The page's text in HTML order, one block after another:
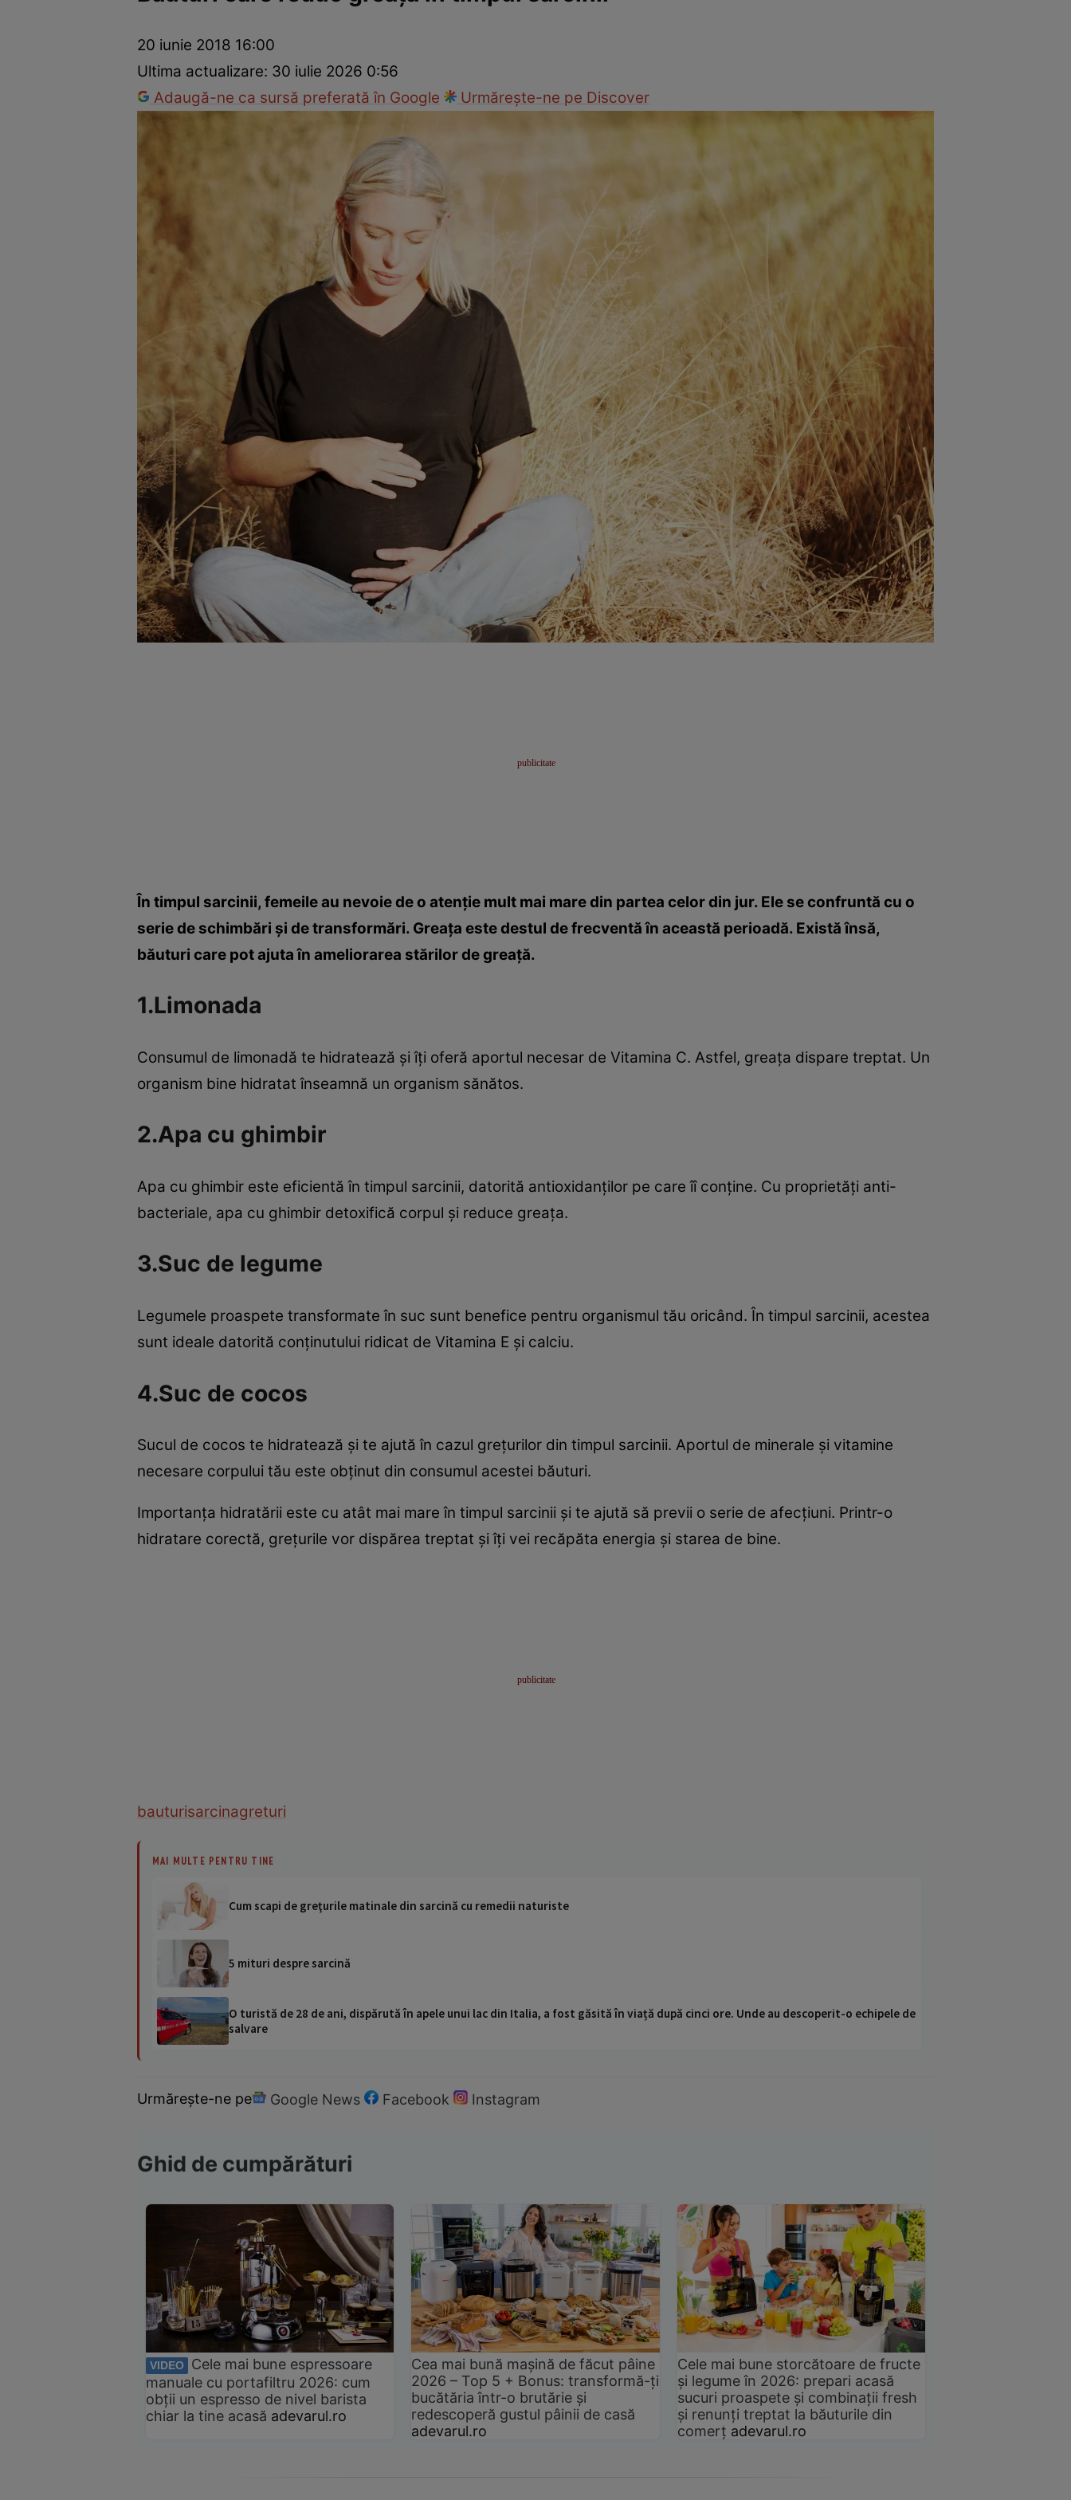
Dezvoltare personalăÎngrijire personalăCasă și grădină
20 iunie 2018 16:00
Ultima actualizare: 30 iulie 2026 0:56
Adaugă-ne ca sursă preferată în Google
Urmărește-ne pe Discover
În timpul sarcinii, femeile au nevoie de o atenţie mult mai mare din partea celor din jur. Ele se confruntă cu o
serie de schimbări şi de transformări. Greaţa este destul de frecventă în această perioadă. Există însă,
băuturi care pot ajuta în ameliorarea stărilor de greaţă.
1.Limonada
Consumul de limonadă te hidratează şi îţi oferă aportul necesar de Vitamina C. Astfel, greaţa dispare treptat. Un
organism bine hidratat înseamnă un organism sănătos.
2.Apa cu ghimbir
Apa cu ghimbir este eficientă în timpul sarcinii, datorită antioxidanţilor pe care îî conţine. Cu proprietăţi anti-
bacteriale, apa cu ghimbir detoxifică corpul şi reduce greaţa.
3.Suc de legume
Legumele proaspete transformate în suc sunt benefice pentru organismul tău oricând. În timpul sarcinii, acestea
sunt ideale datorită conţinutului ridicat de Vitamina E şi calciu.
4.Suc de cocos
Sucul de cocos te hidratează şi te ajută în cazul greţurilor din timpul sarcinii. Aportul de minerale şi vitamine
necesare corpului tău este obţinut din consumul acestei băuturi.
Importanţa hidratării este cu atât mai mare în timpul sarcinii şi te ajută să previi o serie de afecţiuni. Printr-o
hidratare corectă, greţurile vor dispărea treptat şi îţi vei recăpăta energia şi starea de bine.
bauturisarcinagreturi
MAI MULTE PENTRU TINE
Cum scapi de greţurile matinale din sarcină cu remedii naturiste
5 mituri despre sarcină
O turistă de 28 de ani, dispărută în apele unui lac din Italia, a fost găsită în viață după cinci ore. Unde au descoperit-o echipele de
salvare
Urmărește-ne pe Google News Facebook Instagram
Ghid de cumpărături
VIDEO
Cele mai bune espressoare
manuale cu portafiltru 2026: cum
obții un espresso de nivel barista
chiar la tine acasă adevarul.ro
Cea mai bună mașină de făcut pâine
2026 – Top 5 + Bonus: transformă-ți
bucătăria într-o brutărie și
redescoperă gustul pâinii de casă
adevarul.ro
Cele mai bune storcătoare de fructe
și legume în 2026: prepari acasă
sucuri proaspete și combinații fresh
și renunți treptat la băuturile din
comerț adevarul.ro